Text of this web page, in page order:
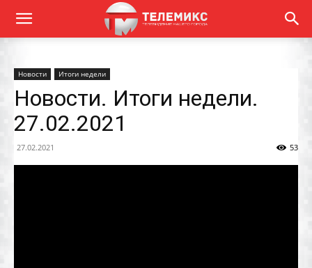
Новости Итоги недели
Новости. Итоги недели.
27.02.2021
27.02.2021 53